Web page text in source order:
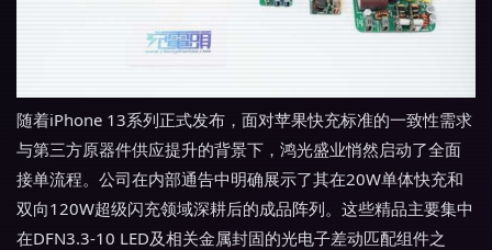
随着iPhone 13系列正式发布，面对苹果快充标准的一致性需求
与第三方原器件供应提升的背景下，鸿光盛业悄然启动了全面
接单流程。公司在内部通告中明确展示了其在20W单体快充和
双向120W超级闪充领域深耕后的成品阵列。这些精品主要集中
在DFN3.3-10 LED及相关金属封固的光电子差动匹配组件之